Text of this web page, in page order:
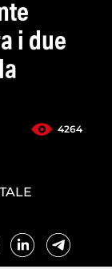
i due
4264